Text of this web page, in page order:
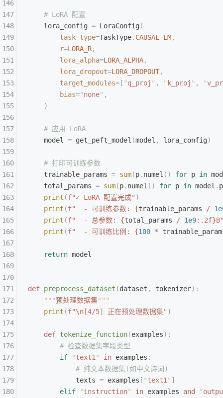
    # LoRA 配置
    lora_config
= LoraConfig(
        task_type
=TaskType. CAUSAL_LM,
        r
=LORA_R,
        lora_alpha
=LORA_ALPHA,
        lora_dropout
=LORA_DROPOUT,
        target_modules
=[ "q_proj " , " k_proj " , "
        bias
="none" ,
    )
    # 应用 LoRA
    model
= get_peft_model (model , lora_config)
    # 打印可训练参数
    trainable_params
= sum(p. numel () for p in
    total_params
= sum(p. numel () for p in model .
    print
(f"✓ LoRA 配置完成" )
    print
(f"  - 可训练参数: {trainable_params /
    print
(f"  - 总参数: {total_params / 1e9:.2f}
    print
(f"  - 可训练比例: {100 *
    return
model
def preprocess_dataset (dataset , tokenizer):
    """
预处理数据集"""
    print
(f"\n [4/5] 正在预处理数据集" )
    def
tokenize_function(examples):
        # 检查数据集字段类型
        if
"text1 " in examples :
            # 纯文本数据集(如中文诗词)
            texts
= examples [ "text1 " ]
        elif
"instruction" in examples and "